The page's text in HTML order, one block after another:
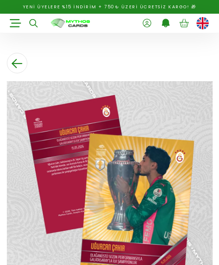
YENİ ÜYELERE %15 İNDİRİM + 750₺ ÜZERİ ÜCRETSİZ KARGO! 🎁